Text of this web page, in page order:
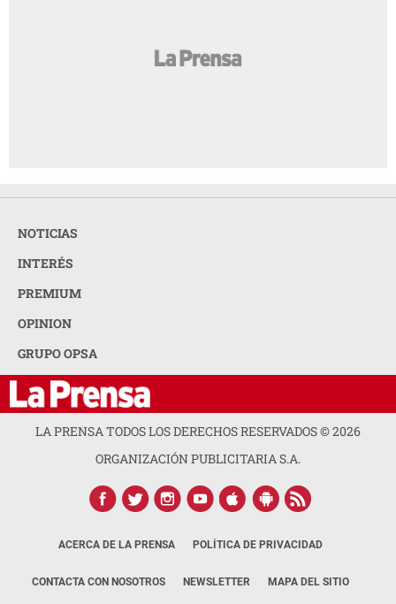
NOTICIAS
INTERÉS
PREMIUM
OPINION
GRUPO OPSA
LA PRENSA TODOS LOS DERECHOS RESERVADOS ©2026
ORGANIZACIÓN PUBLICITARIA S.A.
ACERCA DE LA PRENSA POLÍTICA DE PRIVACIDAD
CONTACTA CON NOSOTROS NEWSLETTER MAPA DEL SITIO